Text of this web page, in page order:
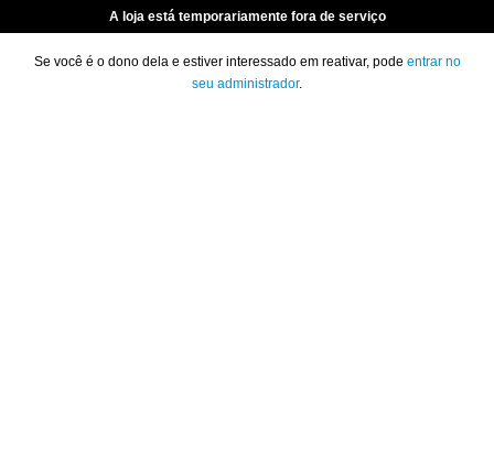
A loja está temporariamente fora de serviço
Se você é o dono dela e estiver interessado em reativar, pode entrar no
seu administrador.